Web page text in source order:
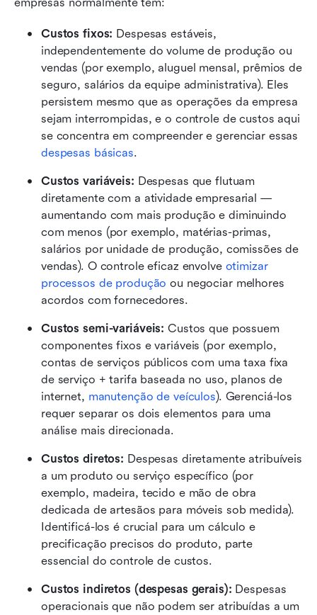
Custos fixos: Despesas estáveis,
independentemente do volume de produção ou
vendas (por exemplo, aluguel mensal, prêmios de
seguro, salários da equipe administrativa). Eles
persistem mesmo que as operações da empresa
sejam interrompidas, e o controle de custos aqui
despesas básicas.
Custos variáveis: Despesas que flutuam
diretamente com a atividade empresarial —
aumentando com mais produção e diminuindo
com menos (por exemplo, matérias-primas,
salários por unidade de produção, comissões de
vendas). O controle eficaz envolve otimizar
processos de produção ou negociar melhores
acordos com fornecedores.
Custos semi-variáveis: Custos que possuem
componentes fixos e variáveis (por exemplo,
contas de serviços públicos com uma taxa fixa
de serviço + tarifa baseada no uso, planos de
internet, manutenção de veículos). Gerenciá-los
requer separar os dois elementos para uma
análise mais direcionada.
Custos diretos: Despesas diretamente atribuíveis
a um produto ou serviço específico (por
exemplo, madeira, tecido e mão de obra
dedicada de artesãos para móveis sob medida).
Identificá-los é crucial para um cálculo e
precificação precisos do produto, parte
essencial do controle de custos.
Custos indiretos (despesas gerais): Despesas
operacionais que não podem ser atribuídas a um